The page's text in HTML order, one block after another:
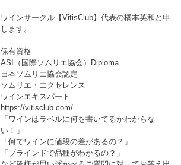
ワインサークル【VitisClub】代表の橋本英和と申
します。
保有資格
ASI（国際ソムリエ協会）Diploma
日本ソムリエ協会認定
ソムリエ・エクセレンス
ワインエキスパート
https://vitisclub.com/
「ワインはラベルに何を書いてるかわからな
い！」
「何でワインに値段の差があるの？」
「ブラインドで品種がわかるの？」